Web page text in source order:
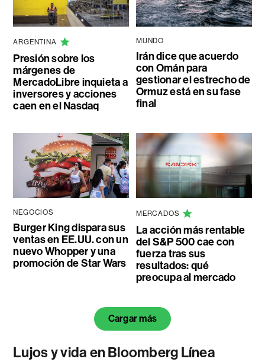
ARGENTINA
Presión sobre los
márgenes de
MercadoLibre inquieta a
inversores y acciones
caen en el Nasdaq
MUNDO
Irán dice que acuerdo
con Omán para
gestionar el estrecho de
Ormuz está en su fase
final
NEGOCIOS
Burger King dispara sus
ventas en EE.UU. con un
nuevo Whopper y una
promoción de Star Wars
MERCADOS
La acción más rentable
del S&P 500 cae con
fuerza tras sus
resultados: qué
preocupa al mercado
Cargar más
Lujos y vida en Bloomberg Línea